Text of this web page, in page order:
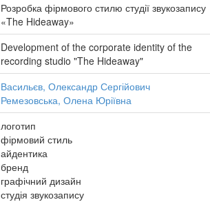
Розробка фірмового стилю студії звукозапису
«The Hideaway»
Development of the corporate identity of the
recording studio "The Hideaway"
Васильєв, Олександр Сергійович
Ремезовська, Олена Юріївна
логотип
фірмовий стиль
айдентика
бренд
графічний дизайн
студія звукозапису